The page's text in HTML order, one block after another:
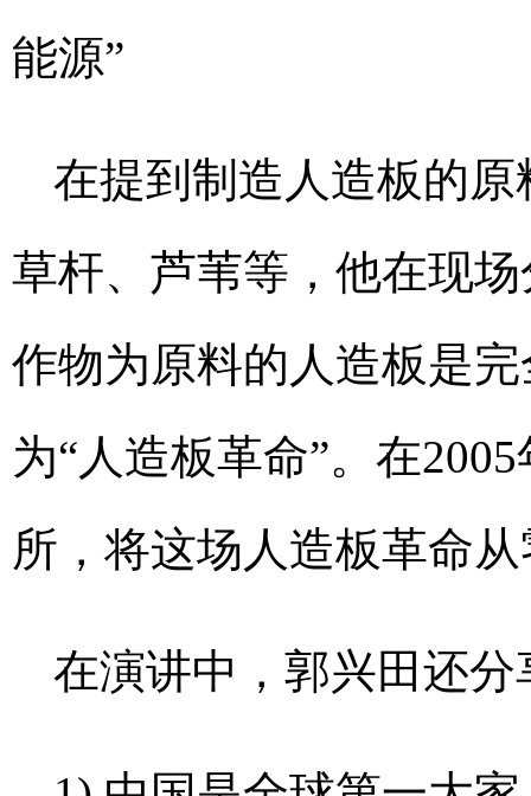
能源”
在提到制造人造板的
草杆、芦苇等，他在现
作物为原料的人造板是
为“人造板革命”。在
所，将这场人造板革命
在演讲中，郭兴田还